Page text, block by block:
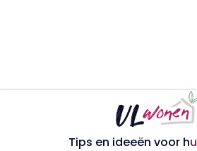
Tips en ideeën voor hu